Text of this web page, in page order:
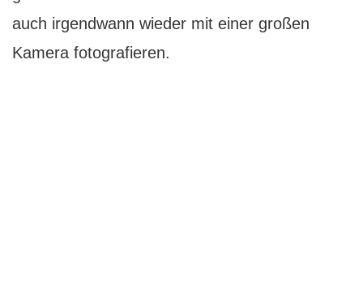
auch irgendwann wieder mit einer großen
Kamera fotografieren.